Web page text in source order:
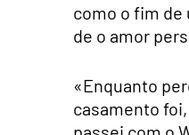
como o fim
de o amor
«Enquanto
casamento